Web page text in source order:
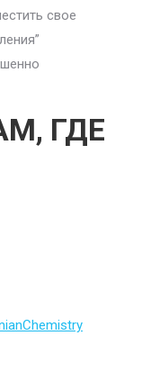
свое
ГДЕ